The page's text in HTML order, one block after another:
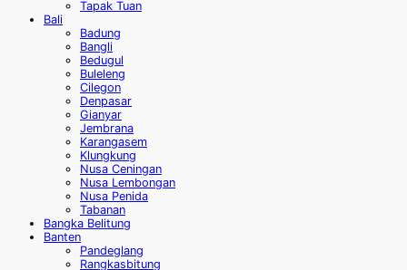
Tapak Tuan
Bali
Badung
Bangli
Bedugul
Buleleng
Cilegon
Denpasar
Gianyar
Jembrana
Karangasem
Klungkung
Nusa Ceningan
Nusa Lembongan
Nusa Penida
Tabanan
Bangka Belitung
Banten
Pandeglang
Rangkasbitung